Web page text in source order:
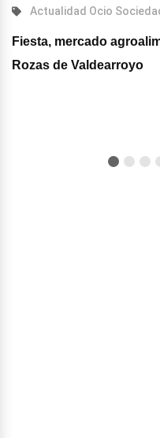
Actualidad Ocio
Fiesta, mercado
Rozas de Valdearroyo